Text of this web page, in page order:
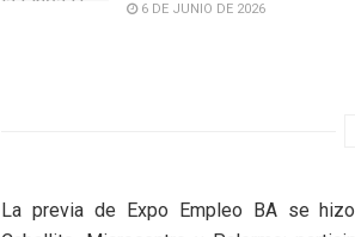
6 DE JUNIO DE 2026
La previa de Expo Empleo BA se